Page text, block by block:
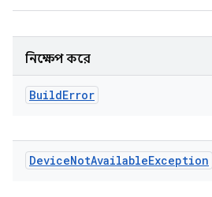
নিক্ষেপ করে
BuildError
DeviceNotAvailableException